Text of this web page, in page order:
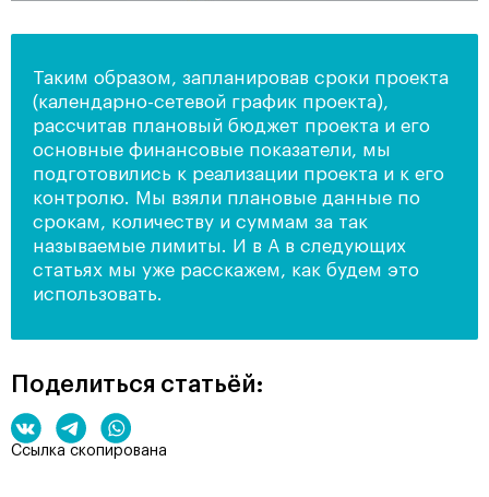
Таким образом, запланировав сроки проекта
(календарно-сетевой график проекта),
рассчитав плановый бюджет проекта и его
основные финансовые показатели, мы
подготовились к реализации проекта и к его
контролю. Мы взяли плановые данные по
срокам, количеству и суммам за так
называемые лимиты. И в А в следующих
статьях мы уже расскажем, как будем это
использовать.
Поделиться статьёй:
Ссылка скопирована